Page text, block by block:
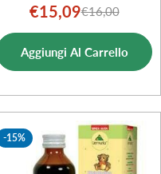
Prezzo
di
vendita
€15,09Prezzo
normale
€16,00
Aggiungi Al Carrello
-15%